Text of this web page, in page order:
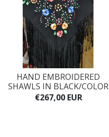
HAND EMBROIDERED
SHAWLS IN BLACK/COLOR
€267,00 EUR